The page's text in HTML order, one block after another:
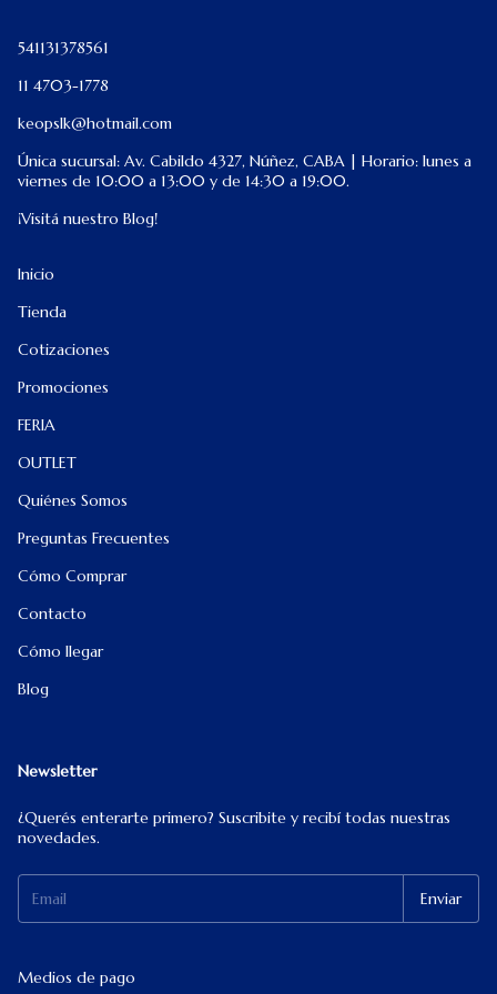
541131378561
11 4703-1778
keopslk@hotmail.com
Única sucursal: Av. Cabildo 4327, Núñez, CABA | Horario: lunes a
viernes de 10:00 a 13:00 y de 14:30 a 19:00.
¡Visitá nuestro Blog!
Inicio
Tienda
Cotizaciones
Promociones
FERIA
OUTLET
Quiénes Somos
Preguntas Frecuentes
Cómo Comprar
Contacto
Cómo llegar
Blog
Newsletter
¿Querés enterarte primero? Suscribite y recibí todas nuestras
novedades.
Medios de pago